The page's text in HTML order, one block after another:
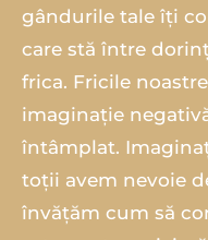
gândurile tale îți
care stă între
frica. Fricile
imaginație
întâmplat.
toții avem nevoie
învățăm cum să